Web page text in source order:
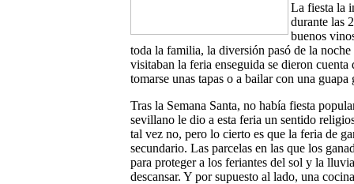
La fiesta la
durante las
buenos
toda la familia, la diversión pasó de la
visitaban la feria enseguida se dieron
tomarse unas tapas o a bailar con una guapa
Tras la Semana Santa, no había fiesta
sevillano le dio a esta feria un sentido
tal vez no, pero lo cierto es que la feria de
secundario. Las parcelas en las que los
para proteger a los feriantes del sol y la
descansar. Y por supuesto al lado, una